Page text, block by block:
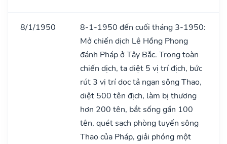
8/1/1950
8-1-1950 đến cuối tháng 3-1950:
Mở chiến dịch Lê Hồng Phong
đánh Pháp ở Tây Bắc. Trong toàn
chiến dịch, ta diệt 5 vị trí địch, bức
rút 3 vị trí dọc tả ngạn sông Thao,
diệt 500 tên địch, làm bị thương
hơn 200 tên, bắt sống gần 100
tên, quét sạch phòng tuyến sông
Thao của Pháp, giải phóng một